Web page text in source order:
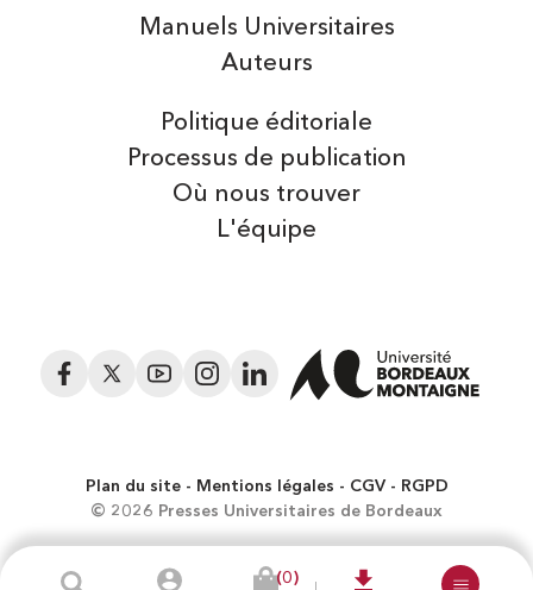
(0)
Auteurs
Manuels Universitaires
Politique éditoriale
Processus de publication
Où nous trouver
L'équipe
Facebook
Twitter YouTubeInstagramLinkedIn
Plan du site Mentions légales CGV
RGPD
© 2026 Presses Universitaires de Bordeaux